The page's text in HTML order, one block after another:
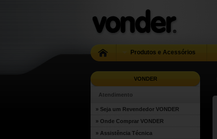
Produtos e Acessórios
VONDER
Atendimento
» Seja um Revendedor VONDER
» Onde Comprar VONDER
» Assistência Técnica